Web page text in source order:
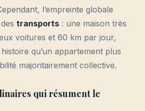
l’empreinte globale
transports : une maison très
voitures et 60 km par jour,
qu’un appartement plus
majoritairement collective.
qui résument le